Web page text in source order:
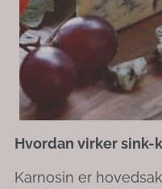
Hvordan virker sink-
Karnosin er